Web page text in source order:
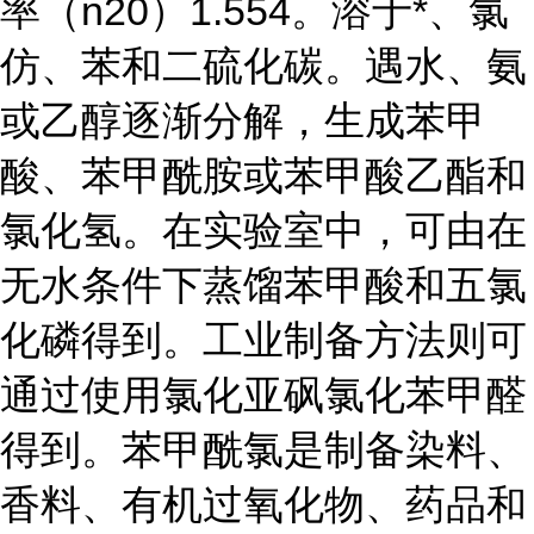
率（n20）1.554。溶于*、氯
仿、苯和二硫化碳。遇水、氨
或乙醇逐渐分解，生成苯甲
酸、苯甲酰胺或苯甲酸乙酯和
氯化氢。在实验室中，可由在
无水条件下蒸馏苯甲酸和五氯
化磷得到。工业制备方法则可
通过使用氯化亚砜氯化苯甲醛
得到。苯甲酰氯是制备染料、
香料、有机过氧化物、药品和